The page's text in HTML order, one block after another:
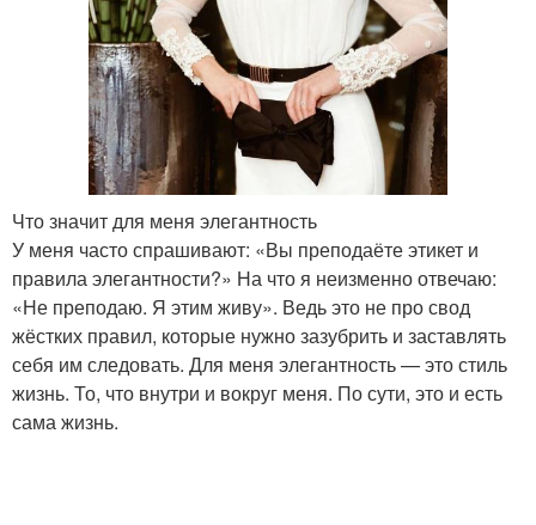
Что значит для меня элегантность
У меня часто спрашивают: «Вы преподаёте этикет и
правила элегантности?» На что я неизменно отвечаю:
«Не преподаю. Я этим живу». Ведь это не про свод
жёстких правил, которые нужно зазубрить и заставлять
себя им следовать. Для меня элегантность — это стиль
жизнь. То, что внутри и вокруг меня. По сути, это и есть
сама жизнь.